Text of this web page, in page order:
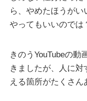
ら、やめたほうが
やってもいいのでは
きのうYouTubeの動
きましたが、人に
える箇所がたくさん